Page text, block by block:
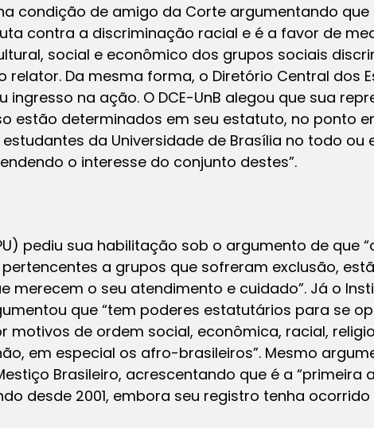
condição de amigo da Corte argumentando
contra a discriminação racial e é a favor de
social e econômico dos grupos sociais
Da mesma forma, o Diretório Central dos
ingresso na ação. O DCE-UnB alegou que sua
estão determinados em seu estatuto, no ponto
da Universidade de Brasília no todo ou
o interesse do conjunto destes”.
pediu sua habilitação sob o argumento de que
a grupos que sofreram exclusão,
merecem o seu atendimento e cuidado”. Já o
que “tem poderes estatutários para se
motivos de ordem social, econômica, racial,
em especial os afro-brasileiros”. Mesmo
Brasileiro, acrescentando que é a “primeira
desde 2001, embora seu registro tenha